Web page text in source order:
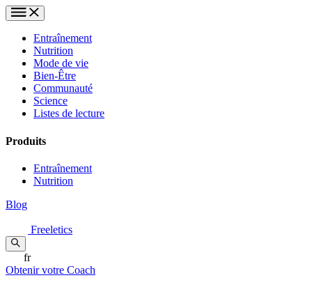
Entraînement
Nutrition
Mode de vie
Bien-Être
Communauté
Science
Listes de lecture
Produits
Entraînement
Nutrition
Blog
Freeletics
fr
Obtenir votre Coach